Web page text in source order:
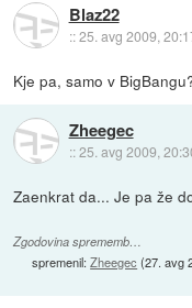
Blaz22
::25. avg 2009,
Kje pa, samo v
Zheegec
::25. avg 2009,
Zaenkrat da... Je pa že
Zgodovina sprememb…
spremenil:Zheegec (27. avg